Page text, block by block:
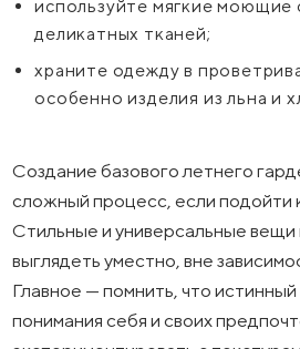
используйте мягкие моющие
деликатных тканей;
храните одежду в
особенно изделия из льна и
Создание базового летнего
сложный процесс, если подойти
Стильные и универсальные вещи
выглядеть уместно, вне
Главное — помнить, что истинный
понимания себя и своих